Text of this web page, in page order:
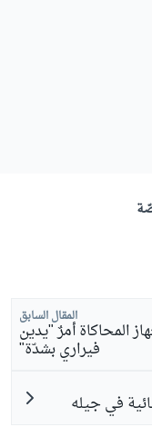
المقال السابق
المحاكاة أمرٌ "يدين
فيراري بشدّة"
في جيله